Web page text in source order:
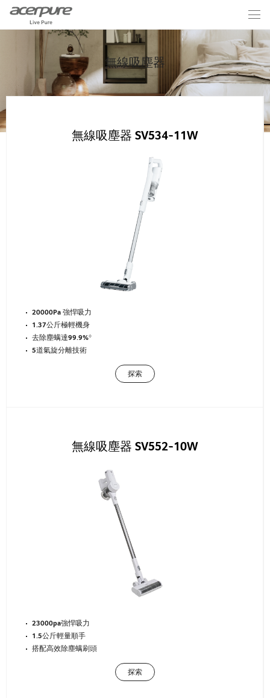
無線吸塵器
無線吸塵器 SV534-11W
20000Pa 強悍吸力
1.37公斤極輕機身
去除塵螨達99.9%*
5道氣旋分離技術
探索
無線吸塵器 SV552-10W
23000pa強悍吸力
1.5公斤輕量順手
搭配高效除塵螨刷頭
探索